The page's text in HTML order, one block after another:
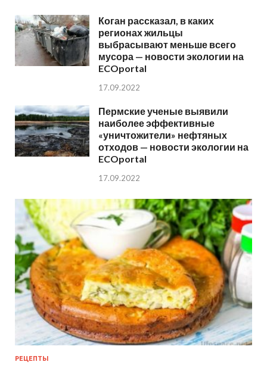
Коган рассказал, в каких
регионах жильцы
выбрасывают меньше всего
мусора — новости экологии на
ECOportal
17.09.2022
Пермские ученые выявили
наиболее эффективные
«уничтожители» нефтяных
отходов — новости экологии на
ECOportal
17.09.2022
РЕЦЕПТЫ